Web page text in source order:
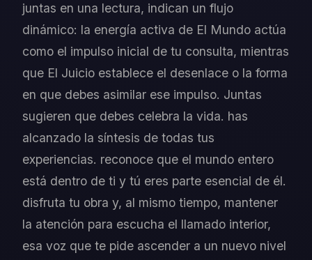
juntas en una lectura, indican un flujo
dinámico: la energía activa de El Mundo actúa
como el impulso inicial de tu consulta, mientras
que El Juicio establece el desenlace o la forma
en que debes asimilar ese impulso. Juntas
sugieren que debes celebra la vida. has
alcanzado la síntesis de todas tus
experiencias. reconoce que el mundo entero
está dentro de ti y tú eres parte esencial de él.
disfruta tu obra y, al mismo tiempo, mantener
la atención para escucha el llamado interior,
esa voz que te pide ascender a un nuevo nivel